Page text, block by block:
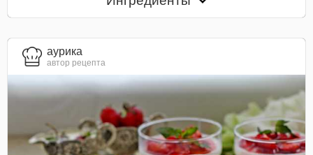
aурика
автор рецепта